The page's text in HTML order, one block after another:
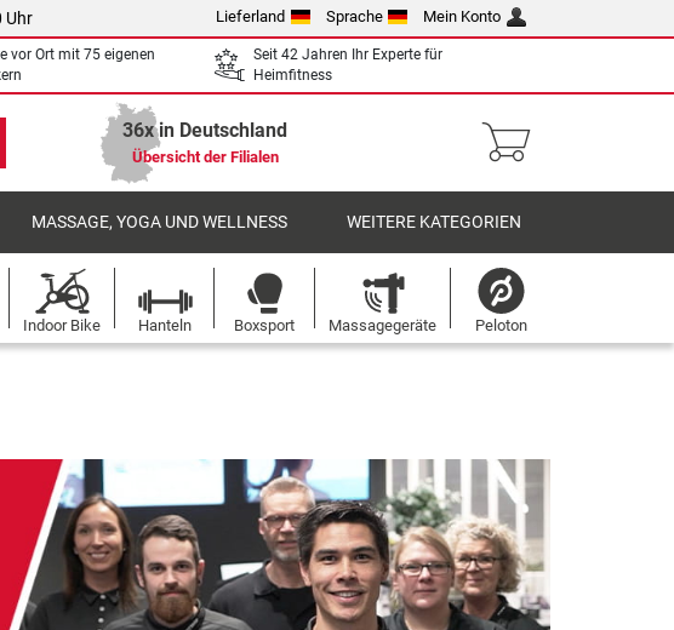
Uhr Lieferland Sprache Mein Konto
vor Ort mit 75 eigenen
Seit 42 Jahren Ihr Experte für
Heimfitness
36x in Deutschland
Übersicht der Filialen
MASSAGE, YOGA UND WELLNESS WEITERE KATEGORIEN
Indoor Bike Hanteln Boxsport Massagegeräte Peloton